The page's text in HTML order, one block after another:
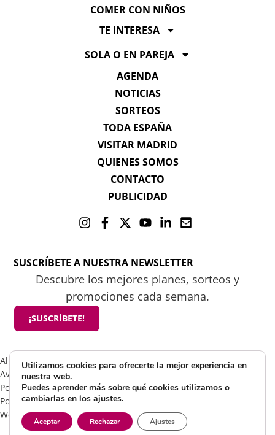
COMER CON NIÑOS
TE INTERESA
SOLA O EN PAREJA
AGENDA
NOTICIAS
SORTEOS
TODA ESPAÑA
VISITAR MADRID
QUIENES SOMOS
CONTACTO
PUBLICIDAD
SUSCRÍBETE A NUESTRA NEWSLETTER
Descubre los mejores planes, sorteos y
promociones cada semana.
¡SUSCRÍBETE!
All rights reserved 2025 ©Mamá tiene un plan
Aviso Legal
Política de Cookies
Política de Privacidad
Web by Visible Marketing
Utilizamos cookies para ofrecerte la mejor experiencia en
nuestra web.
Puedes aprender más sobre qué cookies utilizamos o
cambiarlas en los ajustes.
Aceptar Rechazar Ajustes